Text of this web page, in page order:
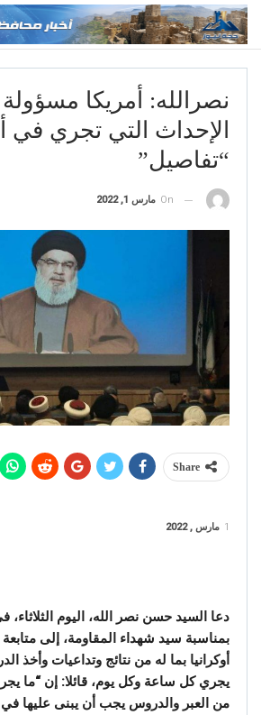
نصرالله: أمريكا
الإحداث التي تجري في
“تفاصيل”
On مارس 1, 2022
Share
1 مارس , 2022
دعا السيد حسن نصر الله، اليوم
بمناسبة سيد شهداء المقاومة، إلى
أوكرانيا بما له من نتائج وتداعيات وأخذ
يجري كل ساعة وكل يوم، قائلا: إن “ما
من العبر والدروس يجب أن يبنى عليها في